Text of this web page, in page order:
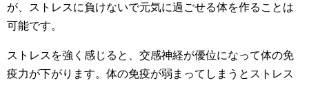
が、ストレスに負けないで元気に過ごせる体を作ることは
可能です。
ストレスを強く感じると、交感神経が優位になって体の免
疫力が下がります。体の免疫が弱まってしまうとストレス